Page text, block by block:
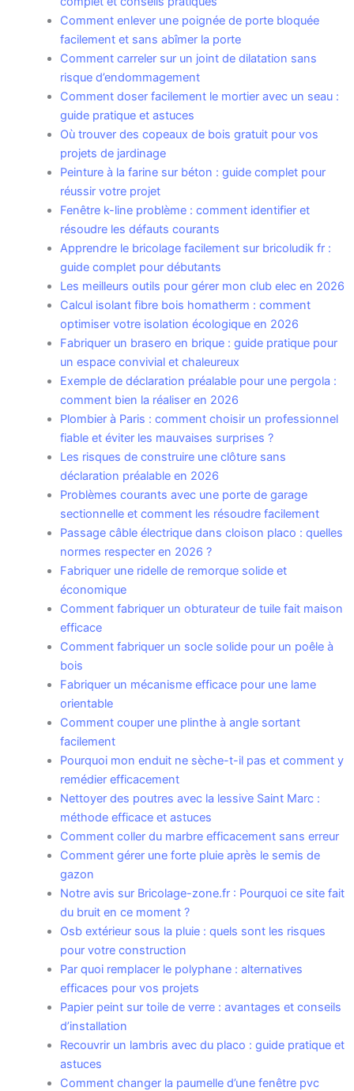
Comment enlever une poignée de porte bloquée
facilement et sans abîmer la porte
Comment carreler sur un joint de dilatation sans
risque d’endommagement
Comment doser facilement le mortier avec un seau :
guide pratique et astuces
Où trouver des copeaux de bois gratuit pour vos
projets de jardinage
Peinture à la farine sur béton : guide complet pour
réussir votre projet
Fenêtre k-line problème : comment identifier et
résoudre les défauts courants
Apprendre le bricolage facilement sur bricoludik fr :
guide complet pour débutants
Les meilleurs outils pour gérer mon club elec en 2026
Calcul isolant fibre bois homatherm : comment
optimiser votre isolation écologique en 2026
Fabriquer un brasero en brique : guide pratique pour
un espace convivial et chaleureux
Exemple de déclaration préalable pour une pergola :
comment bien la réaliser en 2026
Plombier à Paris : comment choisir un professionnel
fiable et éviter les mauvaises surprises ?
Les risques de construire une clôture sans
déclaration préalable en 2026
Problèmes courants avec une porte de garage
sectionnelle et comment les résoudre facilement
Passage câble électrique dans cloison placo : quelles
normes respecter en 2026 ?
Fabriquer une ridelle de remorque solide et
économique
Comment fabriquer un obturateur de tuile fait maison
efficace
Comment fabriquer un socle solide pour un poêle à
bois
Fabriquer un mécanisme efficace pour une lame
orientable
Comment couper une plinthe à angle sortant
facilement
Pourquoi mon enduit ne sèche-t-il pas et comment y
remédier efficacement
Nettoyer des poutres avec la lessive Saint Marc :
méthode efficace et astuces
Comment coller du marbre efficacement sans erreur
Comment gérer une forte pluie après le semis de
gazon
Notre avis sur Bricolage-zone.fr : Pourquoi ce site fait
du bruit en ce moment ?
Osb extérieur sous la pluie : quels sont les risques
pour votre construction
Par quoi remplacer le polyphane : alternatives
efficaces pour vos projets
Papier peint sur toile de verre : avantages et conseils
d’installation
Recouvrir un lambris avec du placo : guide pratique et
astuces
Comment changer la paumelle d’une fenêtre pvc